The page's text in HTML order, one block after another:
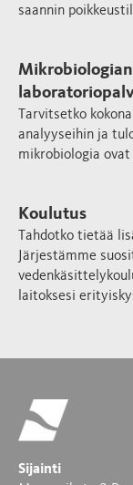
saannin
Tarvitsetko
analyyseihin ja
mikrobiologia
Koulutus
Tahdotko tietää
Järjestämme
laitoksesi
Sijainti